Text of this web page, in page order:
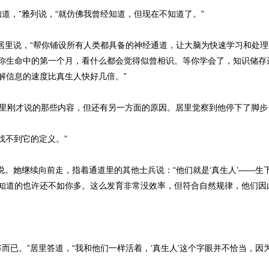
”雅列说，“就仿佛我曾经知道，但现在不知道了。”
说，“帮你铺设所有人类都具备的神经通道，让大脑为快速学习和处
生命中的第一个月，看什么都会觉得似曾相识。等你学会了，知识储
信息的速度比真生人快好几倍。”
才说的那些内容，但还有另一方面的原因。居里觉察到他停下了脚步
不到它的定义。”
她继续向前走，指着通道里的其他士兵说：“他们就是‘真生人’——生
道的也许还不如你多。这么发育非常没效率，但符合自然规律，他们因
。”居里答道，“我和他们一样活着，‘真生人’这个字眼并不恰当，因